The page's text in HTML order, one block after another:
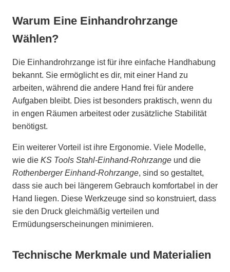
Warum Eine Einhandrohrzange
Wählen?
Die Einhandrohrzange ist für ihre einfache Handhabung
bekannt. Sie ermöglicht es dir, mit einer Hand zu
arbeiten, während die andere Hand frei für andere
Aufgaben bleibt. Dies ist besonders praktisch, wenn du
in engen Räumen arbeitest oder zusätzliche Stabilität
benötigst.
Ein weiterer Vorteil ist ihre Ergonomie. Viele Modelle,
wie die KS Tools Stahl-Einhand-Rohrzange und die
Rothenberger Einhand-Rohrzange, sind so gestaltet,
dass sie auch bei längerem Gebrauch komfortabel in der
Hand liegen. Diese Werkzeuge sind so konstruiert, dass
sie den Druck gleichmäßig verteilen und
Ermüdungserscheinungen minimieren.
Technische Merkmale und Materialien